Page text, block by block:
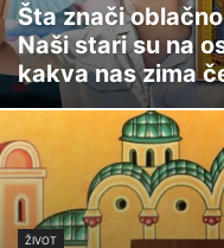
Šta znači
Naši stari su na
kakva nas zima
ŽIVOT